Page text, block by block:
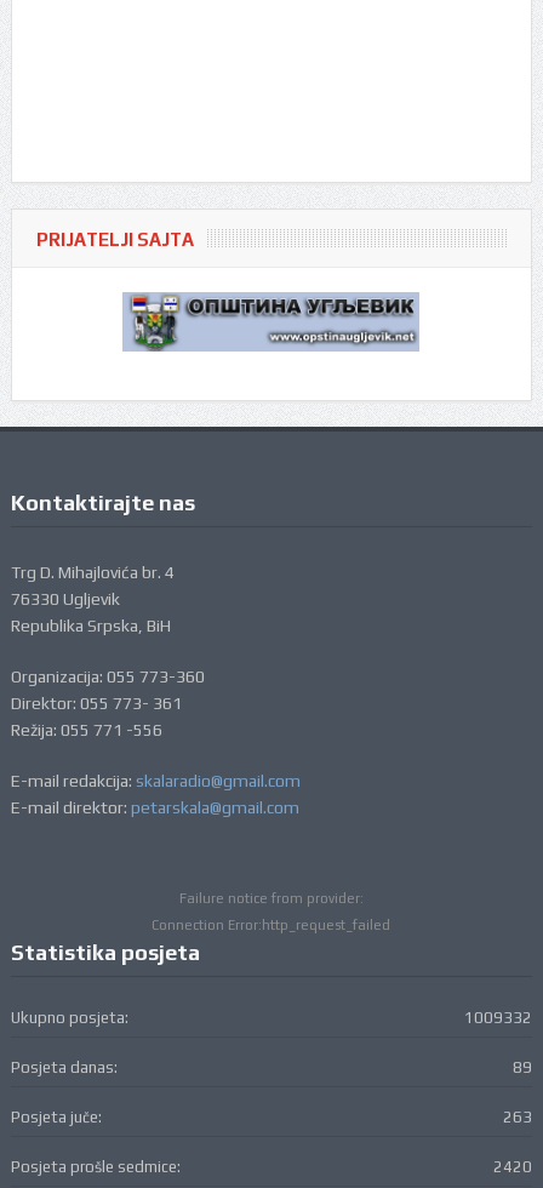
PRIJATELJI SAJTA
Kontaktirajte nas
Trg D. Mihajlovića br. 4
76330 Ugljevik
Republika Srpska, BiH
Organizacija: 055 773-360
Direktor: 055 773- 361
Režija: 055 771 -556
E-mail redakcija: skalaradio@gmail.com
E-mail direktor: petarskala@gmail.com
Failure notice from provider:
Connection Error:http_request_failed
Statistika posjeta
1009332
Ukupno posjeta:
89
Posjeta danas:
263
Posjeta juče:
2420
Posjeta prošle sedmice: